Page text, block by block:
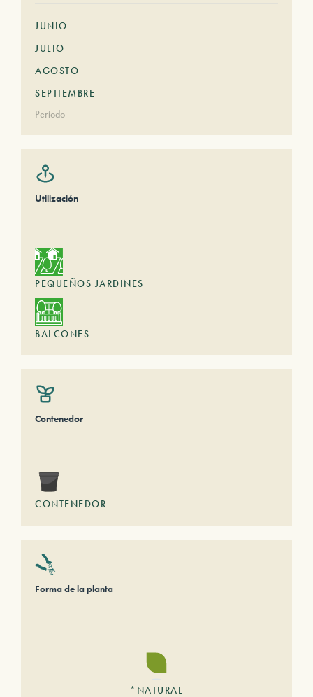
JUNIO
JULIO
AGOSTO
SEPTIEMBRE
Período
Utilización
PEQUEÑOS JARDINES
BALCONES
Contenedor
CONTENEDOR
Forma de la planta
*NATURAL